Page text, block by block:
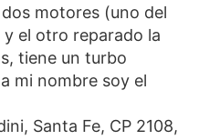
motores (uno del
el otro reparado la
tiene un turbo
mi nombre soy el
Santa Fe, CP 2108,